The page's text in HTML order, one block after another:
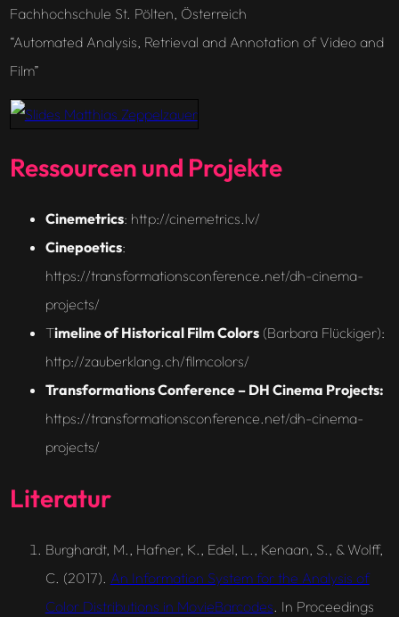
Fachhochschule St. Pölten, Österreich
“Automated Analysis, Retrieval and Annotation of Video and
Film”
Ressourcen und Projekte
Cinemetrics: http://cinemetrics.lv/
Cinepoetics:
https://transformationsconference.net/dh-cinema-
projects/
Timeline of Historical Film Colors(Barbara Flückiger):
http://zauberklang.ch/filmcolors/
Transformations Conference – DH Cinema Projects:
https://transformationsconference.net/dh-cinema-
projects/
Literatur
Burghardt, M., Hafner, K., Edel, L., Kenaan, S., & Wolff,
C. (2017). An Information System for the Analysis of
Color Distributions in MovieBarcodes. In Proceedings